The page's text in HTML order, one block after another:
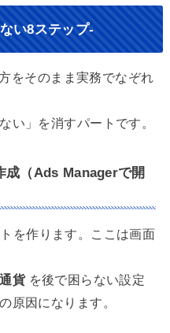
い8ステップ-
をそのまま実務でなぞれ
い」を消すパートです。
成（Ads Managerで開
を作ります。ここは画面
貨を後で困らない設定
原因になります。